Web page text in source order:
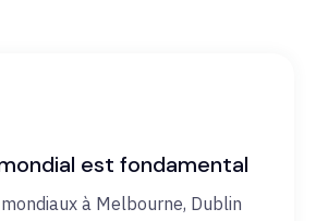
est fondamental
à Melbourne, Dublin